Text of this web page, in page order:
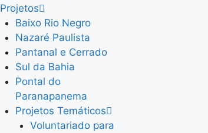
Projetos
Baixo Rio Negro
Nazaré Paulista
Pantanal e Cerrado
Sul da Bahia
Pontal do
Paranapanema
Projetos Temáticos
Voluntariado para